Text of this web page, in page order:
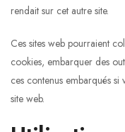
rendait sur cet autre site.
Ces sites web pourraient
cookies, embarquer des
ces contenus embarqués
site web.